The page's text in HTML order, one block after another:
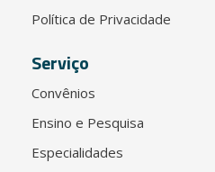
Política de Privacidade
Serviço
Convênios
Ensino e Pesquisa
Especialidades